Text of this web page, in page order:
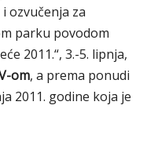
ozvučenja za
parku povodom
2011.“, 3.-5. lipnja,
om, a prema ponudi
2011. godine koja je